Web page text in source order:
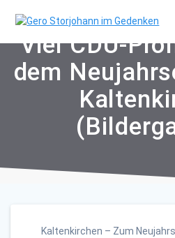
to
Viel CDU-
dem
Kaltenkirchen – Zum